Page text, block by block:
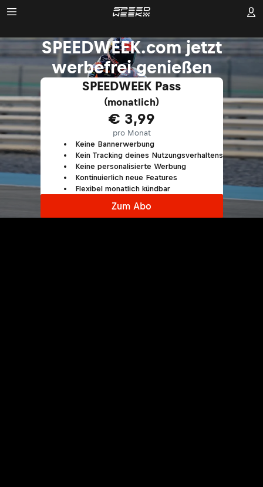
SPEEDWEEK.com jetzt
werbefrei genießen
SPEEDWEEK Pass
(monatlich)
€ 3,99
pro Monat
Keine Bannerwerbung
Kein Tracking deines Nutzungsverhaltens
Keine personalisierte Werbung
Kontinuierlich neue Features
Flexibel monatlich kündbar
Zum Abo